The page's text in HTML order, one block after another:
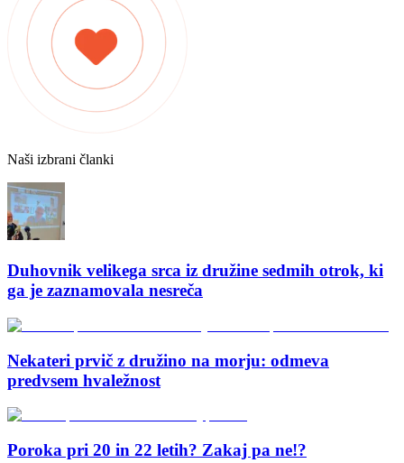
Naši izbrani članki
Duhovnik velikega srca iz družine sedmih otrok, ki
ga je zaznamovala nesreča
Nekateri prvič z družino na morju: odmeva
predvsem hvaležnost
Poroka pri 20 in 22 letih? Zakaj pa ne!?